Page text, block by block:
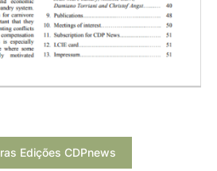
Edições CDPnews